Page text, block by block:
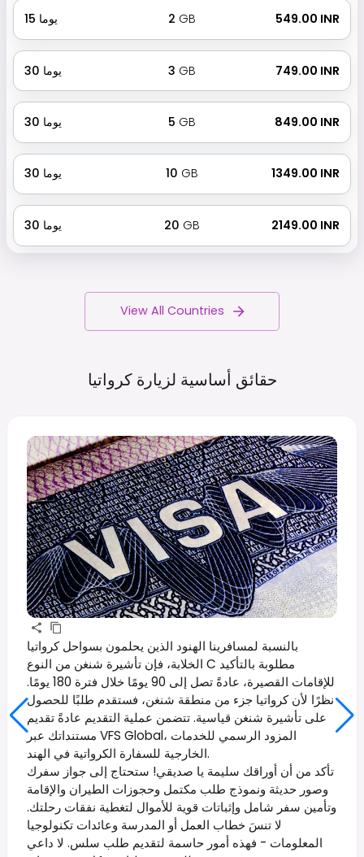
15 يوما 2 GB ₹ 549.00 INR
30 يوما 3 GB ₹ 749.00 INR
30 يوما 5 GB ₹ 849.00 INR
30 يوما 10 GB ₹ 1349.00 INR
30 يوما 20 GB ₹ 2149.00 INR
View All Countries
حقائق أساسية لزيارة كرواتيا
بالنسبة لمسافرينا الهنود الذين يحلمون بسواحل كرواتيا
الخلابة، فإن تأشيرة شنغن من النوع C مطلوبة بالتأكيد
للإقامات القصيرة، عادةً تصل إلى 90 يومًا خلال فترة 180 يومًا.
نظرًا لأن كرواتيا جزء من منطقة شنغن، فستقدم طلبًا للحصول
على تأشيرة شنغن قياسية. تتضمن عملية التقديم عادةً تقديم
مستنداتك عبر VFS Global، المزود الرسمي للخدمات
الخارجية للسفارة الكرواتية في الهند.
تأكد من أن أوراقك سليمة يا صديقي! ستحتاج إلى جواز سفرك
وصور حديثة ونموذج طلب مكتمل وحجوزات الطيران والإقامة
وتأمين سفر شامل وإثباتات قوية للأموال لتغطية نفقات رحلتك.
لا تنسَ خطاب العمل أو المدرسة وعائدات تكنولوجيا
المعلومات - فهذه أمور حاسمة لتقديم طلب سلس. لا داعي